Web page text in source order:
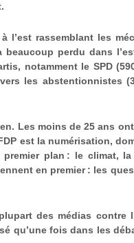
l’est rassemblant les
perdu dans
notamment le SPD
les abstentionnistes
Les moins de 25 ans
est la numérisation,
plan : le climat,
en premier : les
des médias contre
qu’une fois dans les